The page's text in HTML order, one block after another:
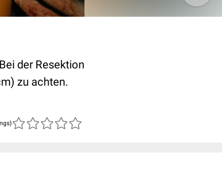
der Resektion
zu achten.